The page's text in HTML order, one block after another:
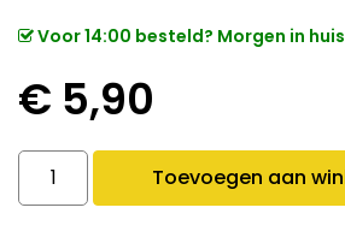
Voor 14:00 besteld? Morgen in
€ 5,90
Golden Class Classic quantity
Toevoegen aan